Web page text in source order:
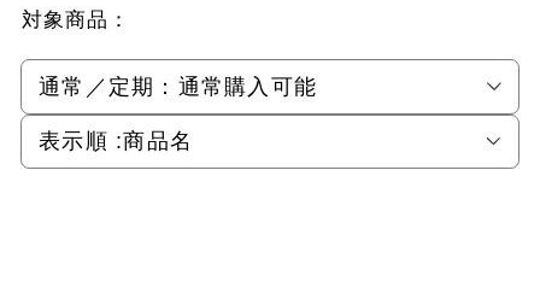
対象商品：
通常／定期： 通常購入可能
表示順 :商品名